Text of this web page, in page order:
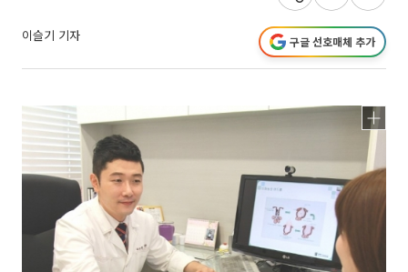
이슬기 기자 구글 선호매체 추가